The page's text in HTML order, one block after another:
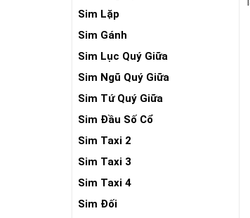
Sim Lặp
Sim Gánh
Sim Lục Quý Giữa
Sim Ngũ Quý Giữa
Sim Tứ Quý Giữa
Sim Đầu Số Cổ
Sim Taxi 2
Sim Taxi 3
Sim Taxi 4
Sim Đối